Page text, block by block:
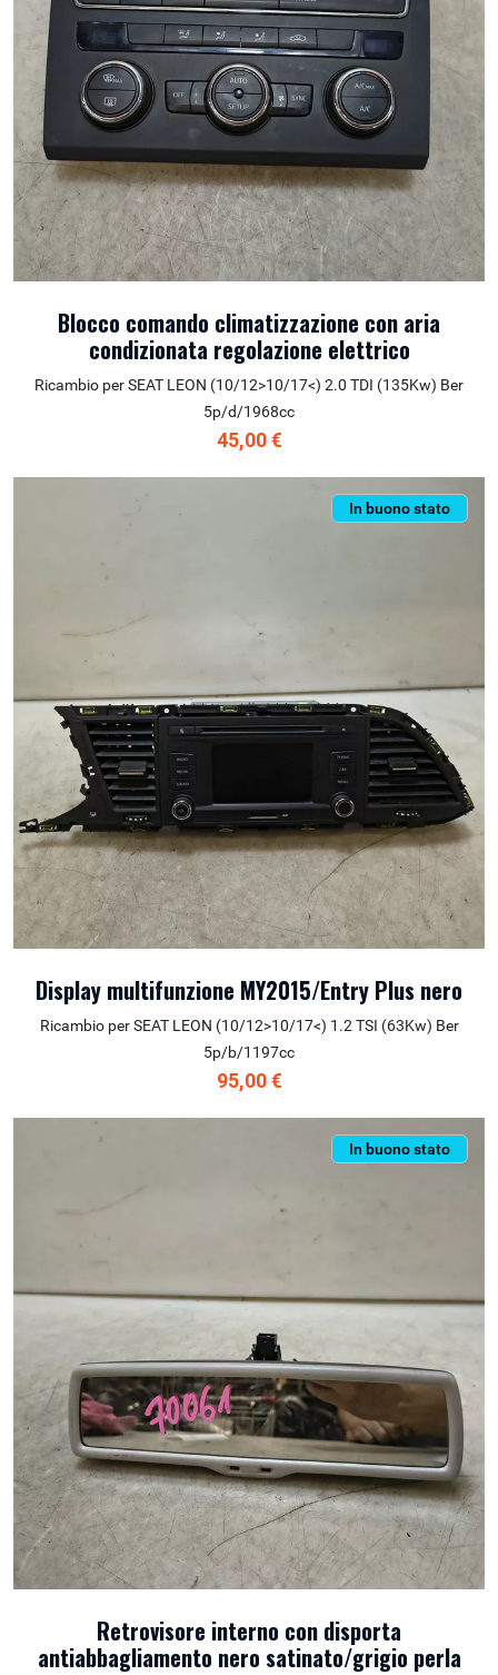
Blocco comando climatizzazione con aria
condizionata regolazione elettrico
Ricambio per SEAT LEON (10/12>10/17<) 2.0 TDI (135Kw) Ber
5p/d/1968cc
45,00 €
In buono stato
Display multifunzione MY2015/Entry Plus nero
Ricambio per SEAT LEON (10/12>10/17<) 1.2 TSI (63Kw) Ber
5p/b/1197cc
95,00 €
In buono stato
Retrovisore interno con disporta
antiabbagliamento nero satinato/grigio perla